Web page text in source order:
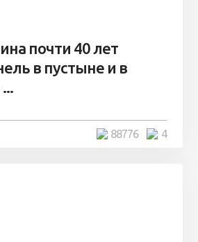
почти 40 лет
в пустыне и в
4
88776